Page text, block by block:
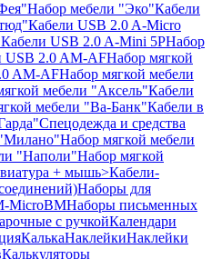
Набор мебели "Эко"Кабели
Кабели USB 2.0 A-Micro
Кабели USB 2.0 A-Mini 5PНабор
USB 2.0 AM-AFНабор мягкой
AM-AFНабор мягкой мебели
мебели "Аксель"Кабели
мебели "Ва-Банк"Кабели в
Спецодежда и средства
Набор мягкой мебели
"Наполи"Набор мягкой
+ мышь>Кабели-
Наборы для
MicroBMНаборы письменных
с ручкойКалендари
КалькаНаклейкиНаклейки
Калькуляторы